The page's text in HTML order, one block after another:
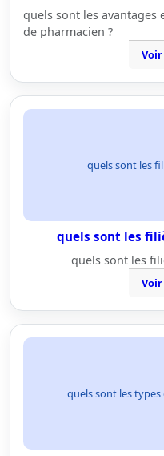
quels sont les avantages
de pharmacien ?
quels sont les
quels sont les
quels sont les
quels sont les